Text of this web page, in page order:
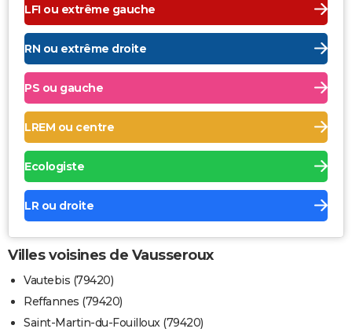
LFI ou extrême gauche
RN ou extrême droite
PS ou gauche
LREM ou centre
Ecologiste
LR ou droite
Villes voisines de Vausseroux
Vautebis (79420)
Reffannes (79420)
Saint-Martin-du-Fouilloux (79420)